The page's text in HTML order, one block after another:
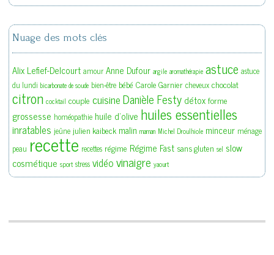
Nuage des mots clés
Alix Lefief-Delcourt amour Anne Dufour argile aromathérapie astuce astuce
du lundi bicarbonate de soude bien-être bébé Carole Garnier cheveux chocolat
citron cocktail couple cuisineDanièle Festy détoxforme
grossesse homéopathie huile d'olive huiles essentielles
inratables jeûne julien kaibeck malin maman Michel Droulhiole minceur ménage
peau recette recettes régime Régime Fast sans gluten sel slow
cosmétique sport stress vidéovinaigre yaourt